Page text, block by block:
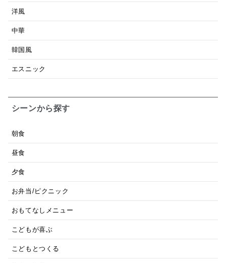
洋風
中華
韓国風
エスニック
シーンから探す
朝食
昼食
夕食
お弁当/ピクニック
おもてなしメニュー
こどもが喜ぶ
こどもとつくる